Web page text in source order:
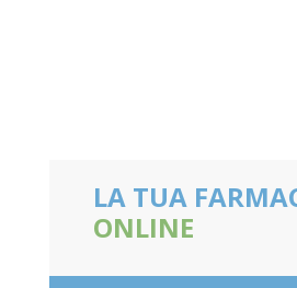
LA TUA
ONLINE